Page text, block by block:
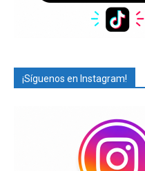
¡Síguenos en Instagram!